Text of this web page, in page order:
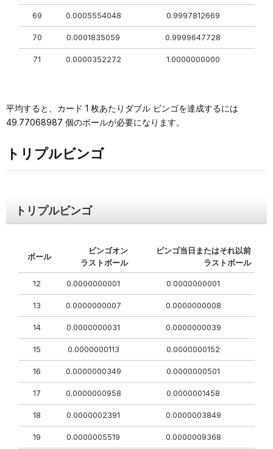
69 0.0005554048 0.9997812669
70 0.0001835059 0.9999647728
71 0.0000352272 1.0000000000
平均すると、カード 1 枚あたりダブル ビンゴを達成するには
49.77068987 個のボールが必要になります。
トリプルビンゴ
トリプルビンゴ
ボール
ビンゴオン
ラストボール
ビンゴ当日またはそれ以前
ラストボール
12 0.0000000001 0.0000000001
13 0.0000000007 0.0000000008
14 0.0000000031 0.0000000039
15 0.0000000113 0.0000000152
16 0.0000000349 0.0000000501
17 0.0000000958 0.0000001458
18 0.0000002391 0.0000003849
19 0.0000005519 0.0000009368